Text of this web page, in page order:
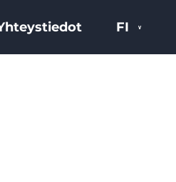
FI